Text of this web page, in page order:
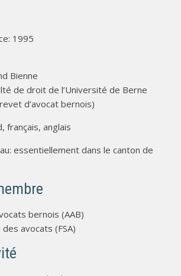
1995
Bienne
de droit de l’Université de Berne
d’avocat bernois)
français, anglais
essentiellement dans le canton de
bernois (AAB)
avocats (FSA)